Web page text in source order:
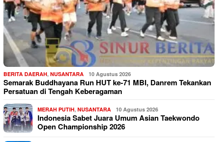
BERITA DAERAH, NUSANTARA 10 Agustus 2026
Semarak Buddhayana Run HUT ke-71 MBI, Danrem Tekankan
Persatuan di Tengah Keberagaman
MERAH PUTIH, NUSANTARA 10 Agustus 2026
Indonesia Sabet Juara Umum Asian Taekwondo
Open Championship 2026